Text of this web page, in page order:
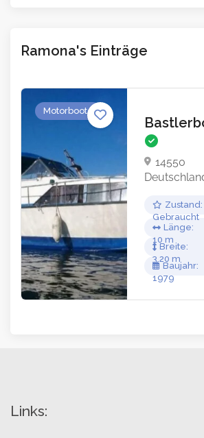
Ramona's Einträge
Motorboote
14550
Gebraucht
Zustand
10
Länge
3.20
Breite
1979
Baujahr
Links: